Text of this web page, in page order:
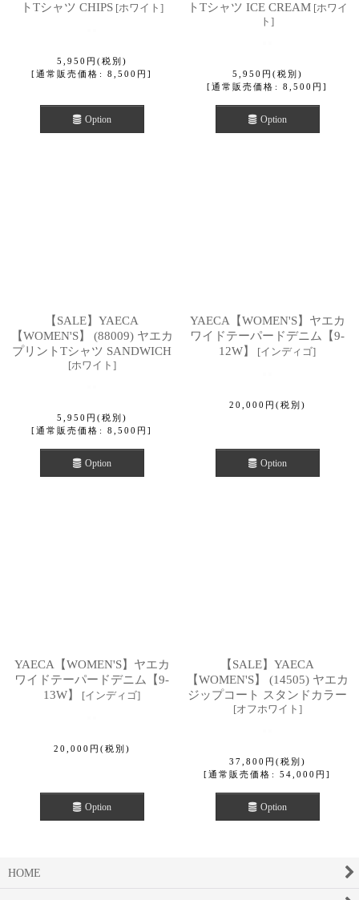
トTシャツ CHIPS [ホワイト ]
5,950 円 (税別)
[通常販売価格 : 8,500 円 ]
Option
トTシャツ ICE CREAM [ホワイ
ト ]
5,950 円 (税別)
[通常販売価格 : 8,500 円 ]
Option
【SALE】YAECA
【WOMEN'S】 (88009) ヤエカ
プリントTシャツ SANDWICH
[ホワイト ]
5,950 円 (税別)
[通常販売価格 : 8,500 円 ]
Option
YAECA【WOMEN'S】ヤエカ
ワイドテーパードデニム【9-
12W】
[インディゴ]
20,000 円 (税別)
Option
YAECA【WOMEN'S】ヤエカ
ワイドテーパードデニム【9-
13W】
[インディゴ]
20,000 円 (税別)
Option
【SALE】YAECA
【WOMEN'S】 (14505) ヤエカ
ジップコート スタンドカラー
[オフホワイト ]
37,800 円 (税別)
[通常販売価格 : 54,000 円 ]
Option
HOME